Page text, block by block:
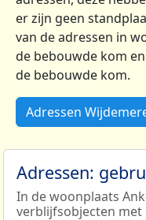
er zijn geen
van de adressen in
de bebouwde kom
de bebouwde kom.
Adressen
Adressen:
In de woonplaats
verblijfsobjecten